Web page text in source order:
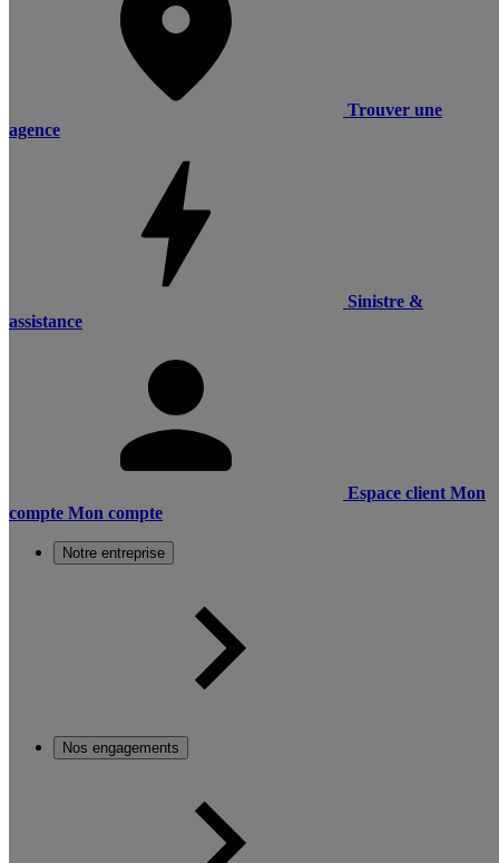
Trouver une
agence
Sinistre &
assistance
Espace client Mon
compte Mon compte
Notre entreprise
Nos engagements